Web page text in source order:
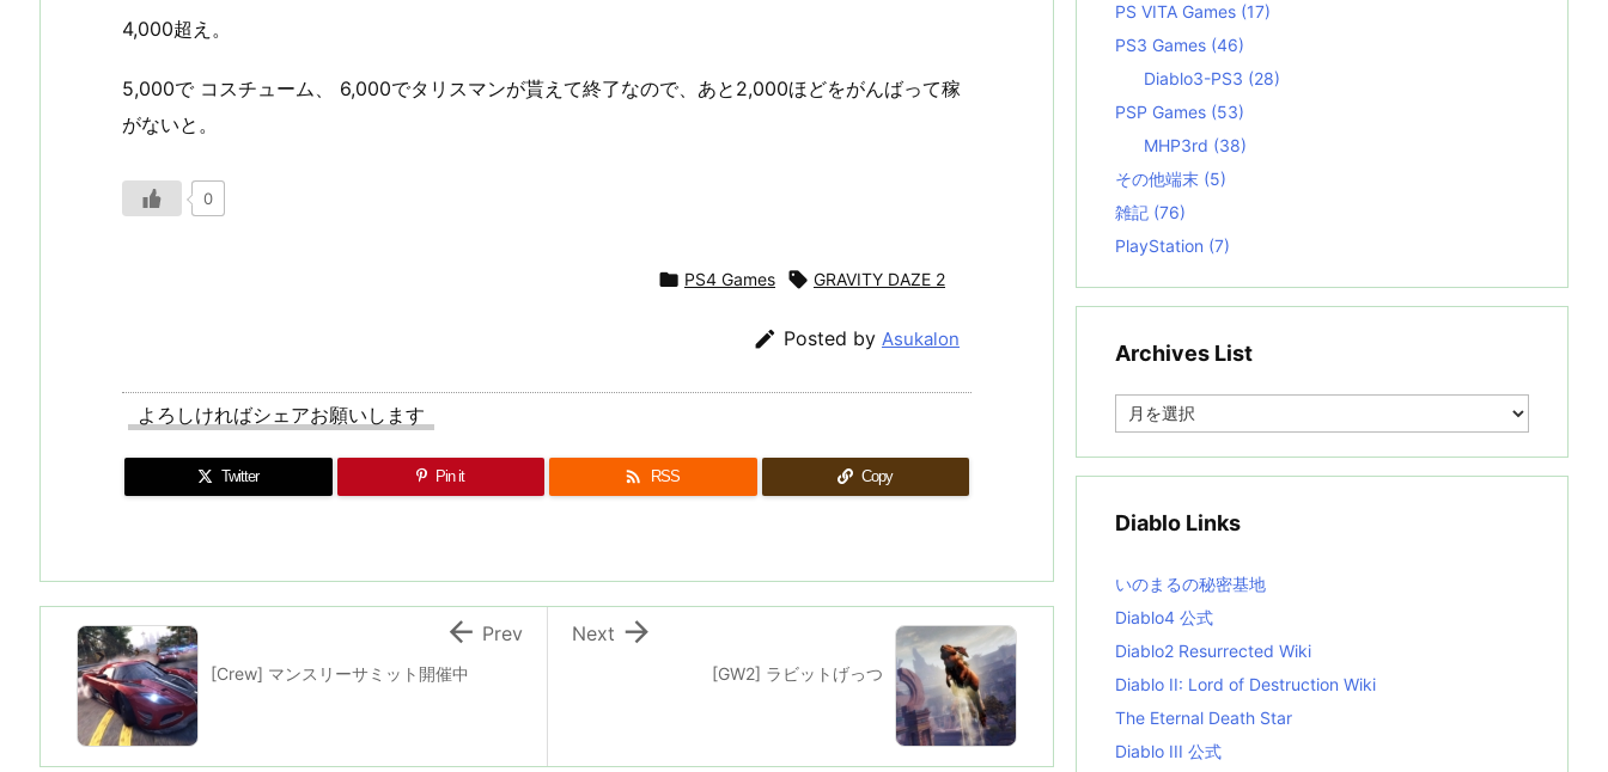
4,000超え。
5,000で コスチューム、 6,000でタリスマンが貰えて終了なので、あと2,000ほどをがんばって稼
がないと。
0
 PS4 Games  GRAVITY DAZE 2
 Posted by Asukalon
よろしければシェアお願いします
Twitter Pin it  RSS Copy
[GW2] ラビットげっつ

Next
[Crew] マンスリーサミット開催中
 Prev
PS VITA Games (17)
PS3 Games (46)
Diablo3-PS3 (28)
PSP Games (53)
MHP3rd (38)
その他端末 (5)
雑記 (76)
PlayStation (7)
Archives List
e
i
s
t
Diablo Links
いのまるの秘密基地
Diablo4 公式
Diablo2 Resurrected Wiki
Diablo II: Lord of Destruction Wiki
The Eternal Death Star
Diablo III 公式